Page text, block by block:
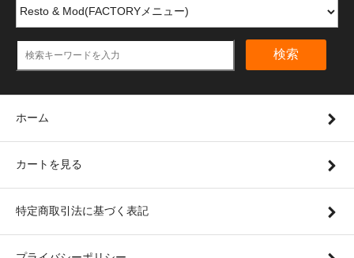
検索
ホーム
カートを見る
特定商取引法に基づく表記